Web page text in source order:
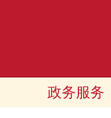
政务服务